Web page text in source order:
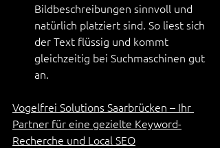
Bildbeschreibungen sinnvoll und
natürlich platziert sind. So liest sich
der Text flüssig und kommt
gleichzeitig bei Suchmaschinen gut
an.
Vogelfrei Solutions Saarbrücken – Ihr
Partner für eine gezielte Keyword-
Recherche und Local SEO